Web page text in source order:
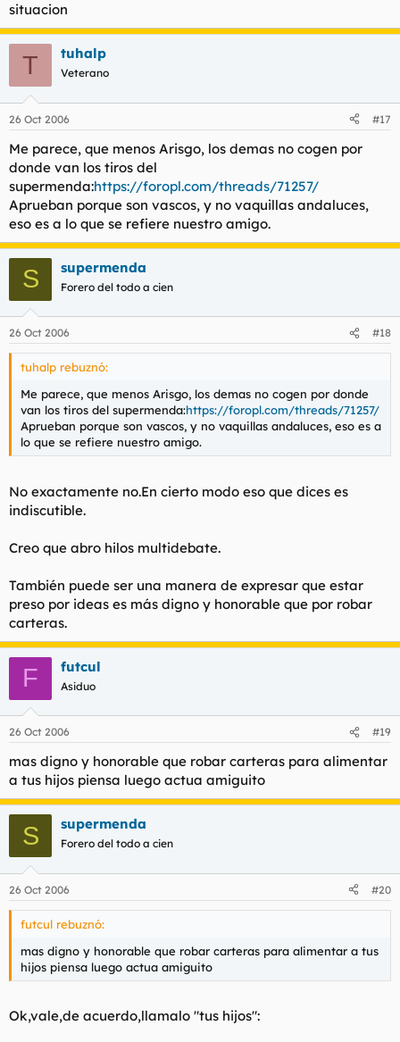
situacion
T tuhalp
Veterano
26 Oct 2006 #17
Me parece, que menos Arisgo, los demas no cogen por
donde van los tiros del
supermenda:https://foropl.com/threads/71257/
Aprueban porque son vascos, y no vaquillas andaluces,
eso es a lo que se refiere nuestro amigo.
S supermenda
Forero del todo a cien
26 Oct 2006 #18
tuhalp rebuznó:
Me parece, que menos Arisgo, los demas no cogen por donde
van los tiros del supermenda:https://foropl.com/threads/71257/
Aprueban porque son vascos, y no vaquillas andaluces, eso es a
lo que se refiere nuestro amigo.
No exactamente no.En cierto modo eso que dices es
indiscutible.
Creo que abro hilos multidebate.
También puede ser una manera de expresar que estar
preso por ideas es más digno y honorable que por robar
carteras.
F futcul
Asiduo
26 Oct 2006 #19
mas digno y honorable que robar carteras para alimentar
a tus hijos piensa luego actua amiguito
S supermenda
Forero del todo a cien
26 Oct 2006 #20
futcul rebuznó:
mas digno y honorable que robar carteras para alimentar a tus
hijos piensa luego actua amiguito
Ok,vale,de acuerdo,llamalo "tus hijos":